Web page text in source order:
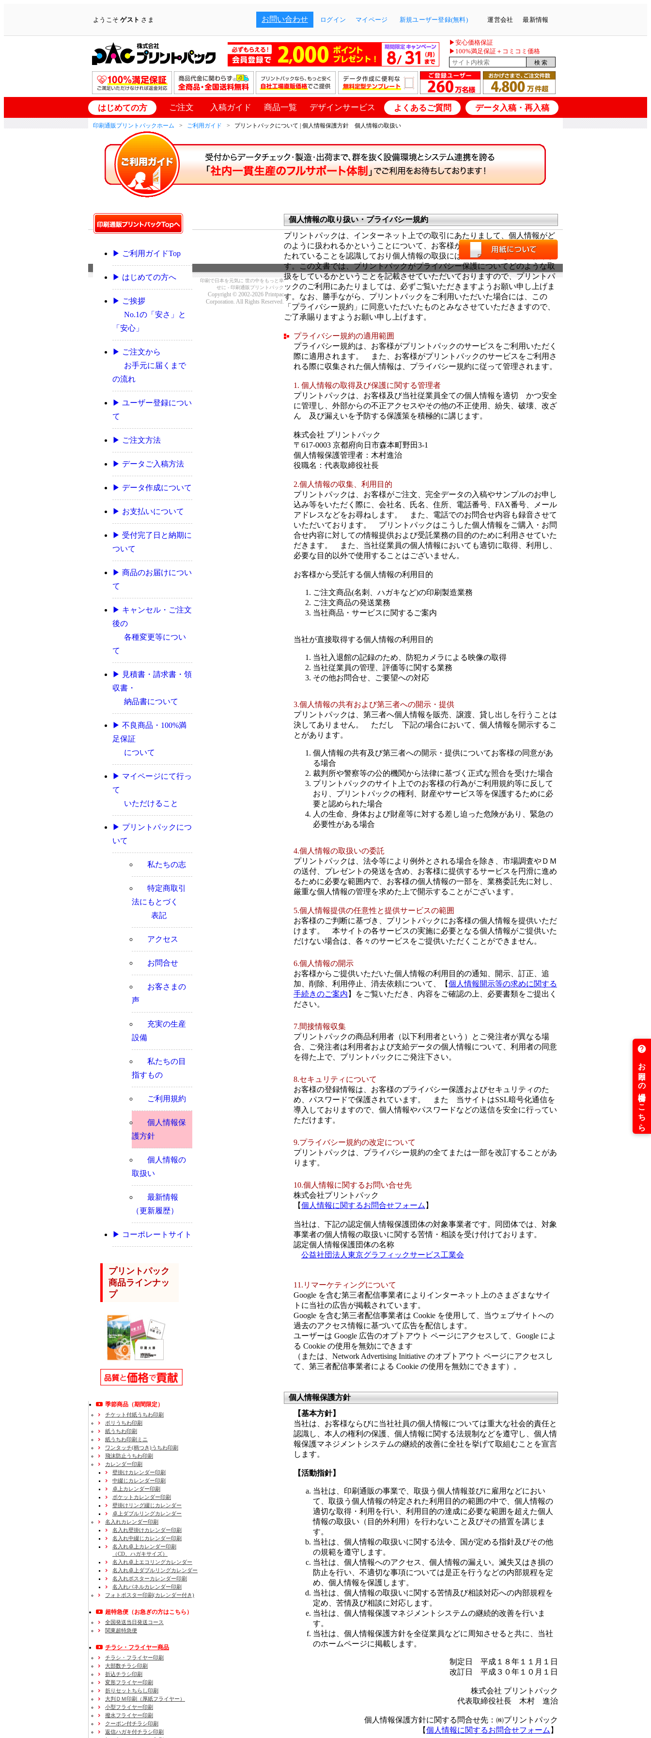
ようこそゲスト さま お問い合わせ ログイン マイページ 新規ユーザー登録(無料) 運営会社 最新情報
▶安心価格保証
▶100%満足保証＋コミコミ価格
はじめての方 ご注文 入稿ガイド 商品一覧 デザインサービス よくあるご質問 データ入稿・再入稿
印刷通販プリントパックホーム ご利用ガイド プリントパックについて | 個人情報保護方針 個人情報の取扱い
個人情報の取り扱い・プライバシー規約
プリントパックは、インターネット上での取引にあたりまして、個人情報がど
のように扱われるかということについて、お客様がご心配されており関心を持
たれていることを認識しており個人情報の取扱には細心の注意を払っておりま
す。この文書では、プリントパックがプライバシー保護についてどのような取
扱をしているかということを記載させていただいておりますので、プリントパ
ックのご利用にあたりましては、必ずご覧いただきますようお願い申し上げま
す。なお、勝手ながら、プリントパックをご利用いただいた場合には、この
「プライバシー規約」に同意いただいたものとみなさせていただきますので、
ご了承賜りますようお願い申し上げます。
プライバシー規約の適用範囲
プライバシー規約は、お客様がプリントパックのサービスをご利用いただく
際に適用されます。 また、お客様がプリントパックのサービスをご利用さ
れる際に収集された個人情報は、プライバシー規約に従って管理されます。
1. 個人情報の取得及び保護に関する管理者
プリントパックは、お客様及び当社従業員全ての個人情報を適切 かつ安全
に管理し、外部からの不正アクセスやその他の不正使用、紛失、破壊、改ざ
ん 及び漏えいを予防する保護策を積極的に講じます。
株式会社 プリントパック
〒617-0003 京都府向日市森本町野田3-1
個人情報保護管理者：木村進治
役職名：代表取締役社長
2.個人情報の収集、利用目的
プリントパックは、お客様がご注文、完全データの入稿やサンプルのお申し
込み等をいただく際に、会社名、氏名、住所、電話番号、FAX番号、メール
アドレスなどをお尋ねします。 また、電話でのお問合せ内容も録音させて
いただいております。 プリントパックはこうした個人情報をご購入・お問
合せ内容に対しての情報提供および受託業務の目的のために利用させていた
だきます。 また、当社従業員の個人情報においても適切に取得、利用し、
必要な目的以外で使用することはございません。
お客様から受託する個人情報の利用目的
ご注文商品(名刺、ハガキなど)の印刷製造業務
ご注文商品の発送業務
当社商品・サービスに関するご案内
当社が直接取得する個人情報の利用目的
当社入退館の記録のため、防犯カメラによる映像の取得
当社従業員の管理、評価等に関する業務
その他お問合せ、ご要望への対応
3.個人情報の共有および第三者への開示・提供
プリントパックは、第三者へ個人情報を販売、譲渡、貸し出しを行うことは
決してありません。 ただし 下記の場合において、個人情報を開示するこ
とがあります。
個人情報の共有及び第三者への開示・提供についてお客様の同意があ
る場合
裁判所や警察等の公的機関から法律に基づく正式な照合を受けた場合
プリントパックのサイト上でのお客様の行為がご利用規約等に反して
おり、プリントパックの権利、財産やサービス等を保護するために必
要と認められた場合
人の生命、身体および財産等に対する差し迫った危険があり、緊急の
必要性がある場合
4.個人情報の取扱いの委託
プリントパックは、法令等により例外とされる場合を除き、市場調査やＤＭ
の送付、プレゼントの発送を含め、お客様に提供するサービスを円滑に進め
るために必要な範囲内で、お客様の個人情報の一部を、業務委託先に対し、
厳重な個人情報の管理を求めた上で開示することがございます。
5.個人情報提供の任意性と提供サービスの範囲
お客様のご判断に基づき、プリントパックにお客様の個人情報を提供いただ
けます。 本サイトの各サービスの実施に必要となる個人情報がご提供いた
だけない場合は、各々のサービスをご提供いただくことができません。
6.個人情報の開示
お客様からご提供いただいた個人情報の利用目的の通知、開示、訂正、追
加、削除、利用停止、消去依頼について、【個人情報開示等の求めに関する
手続きのご案内 】をご覧いただき、内容をご確認の上、必要書類をご提出く
ださい。
7.間接情報収集
プリントパックの商品利用者（以下利用者という）とご発注者が異なる場
合、ご発注者は利用者および支給データの個人情報について、利用者の同意
を得た上で、プリントパックにご発注下さい。
8.セキュリティについて
お客様の登録情報は、お客様のプライバシー保護およびセキュリティのた
め、パスワードで保護されています。 また 当サイトはSSL暗号化通信を
導入しておりますので、個人情報やパスワードなどの送信を安全に行ってい
ただけます。
9.プライバシー規約の改定について
プリントパックは、プライバシー規約の全てまたは一部を改訂することがあ
ります。
10.個人情報に関するお問い合せ先
株式会社プリントパック
【個人情報に関するお問合せフォーム 】
当社は、下記の認定個人情報保護団体の対象事業者です。同団体では、対象
事業者の個人情報の取扱いに関する苦情・相談を受け付けております。
認定個人情報保護団体の名称
公益社団法人東京グラフィックサービス工業会
11.リマーケティングについて
Google を含む第三者配信事業者によりインターネット上のさまざまなサイ
トに当社の広告が掲載されています。
Google を含む第三者配信事業者は Cookie を使用して、当ウェブサイトへの
過去のアクセス情報に基づいて広告を配信します。
ユーザーは Google 広告のオプトアウト ページにアクセスして、Google によ
る Cookie の使用を無効にできます
（または、Network Advertising Initiative のオプトアウト ページにアクセスし
て、第三者配信事業者による Cookie の使用を無効にできます）。
個人情報保護方針
【基本方針】
当社は、お客様ならびに当社社員の個人情報については重大な社会的責任と
認識し、本人の権利の保護、個人情報に関する法規制などを遵守し、個人情
報保護マネジメントシステムの継続的改善に全社を挙げて取組むことを宣言
します。
【活動指針】
当社は、印刷通販の事業で、取扱う個人情報並びに雇用などにおい
て、取扱う個人情報の特定された利用目的の範囲の中で、個人情報の
適切な取得・利用を行い、利用目的の達成に必要な範囲を超えた個人
情報の取扱い（目的外利用）を行わないこと及びその措置を講じま
す。
当社は、個人情報の取扱いに関する法令、国が定める指針及びその他
の規範を遵守します。
当社は、個人情報へのアクセス、個人情報の漏えい。滅失又はき損の
防止を行い、不適切な事項については是正を行うなどの内部規程を定
め、個人情報を保護します。
当社は、個人情報の取扱いに関する苦情及び相談対応への内部規程を
定め、苦情及び相談に対応します。
当社は、個人情報保護マネジメントシステムの継続的改善を行いま
す。
当社は、個人情報保護方針を全従業員などに周知させると共に、当社
のホームページに掲載します。
制定日 平成１８年１１月１日
改訂日 平成３０年１０月１日
株式会社 プリントパック
代表取締役社長 木村 進治
個人情報保護方針に関する問合せ先：㈱プリントパック
【個人情報に関するお問合せフォーム 】
▶ ご利用ガイドTop
▶ はじめての方へ
▶ ご挨拶
No.1の「安さ」と
「安心」
▶ ご注文から
お手元に届くまで
の流れ
▶ ユーザー登録につい
て
▶ ご注文方法
▶ データご入稿方法
▶ データ作成について
▶ お支払いについて
▶ 受付完了日と納期に
ついて
▶ 商品のお届けについ
て
▶ キャンセル・ご注文
後の
各種変更等につい
て
▶ 見積書・請求書・領
収書・
納品書について
▶ 不良商品・100%満
足保証
について
▶ マイページにて行っ
て
いただけること
▶ プリントパックにつ
いて
私たちの志
特定商取引
法にもとづく
表記
アクセス
お問合せ
お客さまの
声
充実の生産
設備
私たちの目
指すもの
ご利用規約
個人情報保
護方針
個人情報の
取扱い
最新情報
（更新履歴）
▶ コーポレートサイト
プリントパック
商品ラインナッ
プ
季節商品（期間限定）
チケット付紙うちわ印刷
ポリうちわ印刷
紙うちわ印刷
紙うちわ印刷ミニ
ワンタッチ(柄つき)うちわ印刷
飛沫防止うちわ印刷
カレンダー印刷
壁掛けカレンダー印刷
中綴じカレンダー印刷
卓上カレンダー印刷
ポケットカレンダー印刷
壁掛けリング綴じカレンダー
卓上ダブルリングカレンダー
名入れカレンダー印刷
名入れ壁掛けカレンダー印刷
名入れ中綴じカレンダー印刷
名入れ卓上カレンダー印刷
（CD、ハガキサイズ）
名入れ卓上エコリングカレンダー
名入れ卓上ダブルリングカレンダー
名入れポスターカレンダー印刷
名入れパネルカレンダー印刷
フォトポスター印刷(カレンダー付き)
超特急便 （お急ぎの方はこちら）
全国発送当日発送コース
関東超特急便
チラシ・フライヤー商品
チラシ・フライヤー印刷
大部数チラシ印刷
折込チラシ印刷
変形フライヤー印刷
折りセットちらし印刷
大判ＤＭ印刷（厚紙フライヤー）
小型フライヤー印刷
撥水フライヤー印刷
クーポン付チラシ印刷
返信ハガキ付チラシ印刷
印刷で日本を元気に 世の中をもっと幸
せに - 印刷通販プリントパック
Copyright © 2002-2026 Printpac
Corporation. All Rights Reserved.